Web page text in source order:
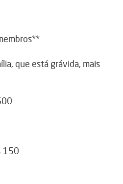
que está grávida, mais
150